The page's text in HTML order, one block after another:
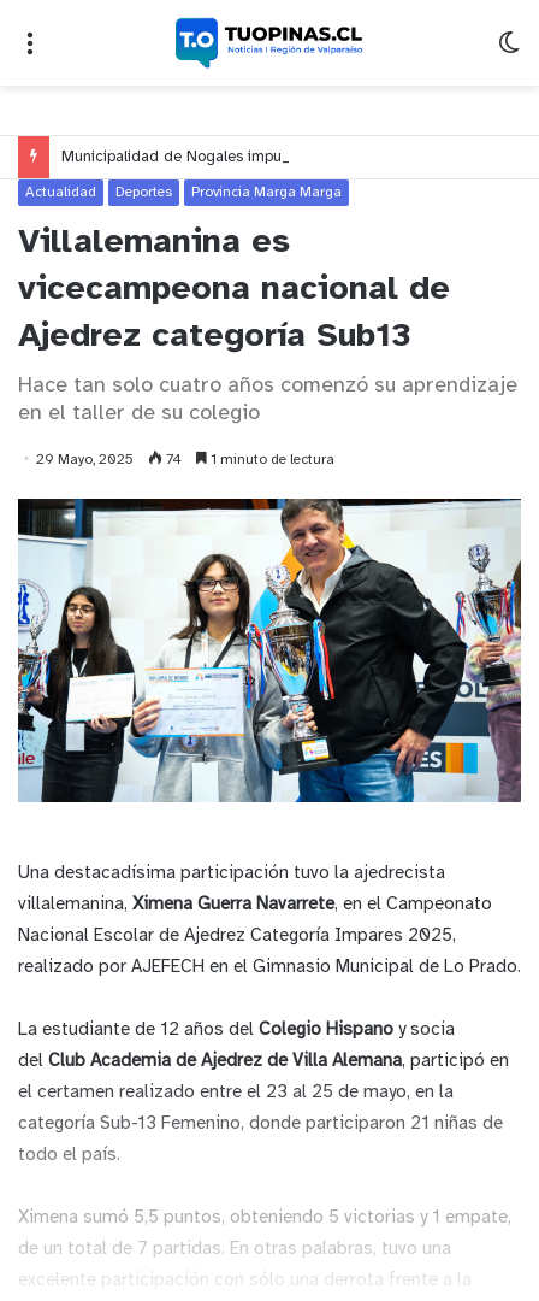
Actualidad Deportes Provincia Marga Marga
Villalemanina es
vicecampeona nacional de
Ajedrez categoría Sub13
Hace tan solo cuatro años comenzó su aprendizaje
en el taller de su colegio
29 Mayo, 2025 74 1 minuto de lectura
Una destacadísima participación tuvo la ajedrecista
villalemanina, Ximena Guerra Navarrete, en el Campeonato
Nacional Escolar de Ajedrez Categoría Impares 2025,
realizado por AJEFECH en el Gimnasio Municipal de Lo Prado.
La estudiante de 12 años del Colegio Hispano y socia
del Club Academia de Ajedrez de Villa Alemana, participó en
el certamen realizado entre el 23 al 25 de mayo, en la
categoría Sub-13 Femenino, donde participaron 21 niñas de
todo el país.
Ximena sumó 5,5 puntos, obteniendo 5 victorias y 1 empate,
de un total de 7 partidas. En otras palabras, tuvo una
excelente participación con sólo una derrota frente a la